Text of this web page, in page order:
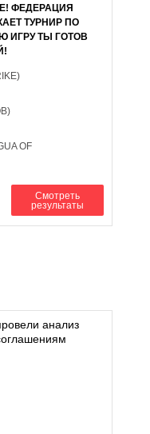
ФЕДЕРАЦИЯ
ТУРНИР ПО
ИГРУ ТЫ ГОТОВ
OF
Смотреть
результаты
анализ